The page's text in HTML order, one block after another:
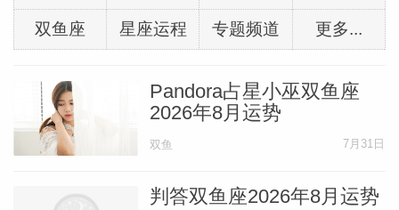
双鱼座 星座运程 专题频道 更多...
Pandora占星小巫双鱼座
2026年8月运势
双鱼 7月31日
判答双鱼座2026年8月运势